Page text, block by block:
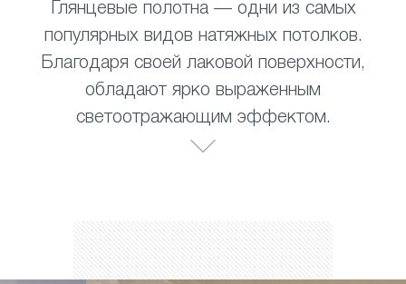
Глянцевые полотна — одни из самых
популярных видов натяжных потолков.
Благодаря своей лаковой поверхности,
обладают ярко выраженным
светоотражающим эффектом.